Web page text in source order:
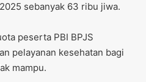
sebanyak 63 ribu jiwa.
peserta PBI BPJS
pelayanan kesehatan bagi
mampu.